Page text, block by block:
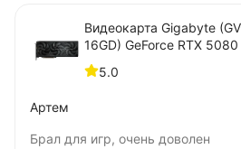
Видеокарта Gigabyte
16GD) GeForce RTX 5080
SFF
5.0
Артем
Брал для игр, очень доволен